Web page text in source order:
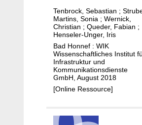
c
h
H
F
C
-
N
e
s
p
e
r
s
p
e
k
v
e
s
t
M
o
d
e
l
Tenbrock, Sebastian ;
Martins, Sonia ; Wernick,
Christian ; Queder, Fabian ;
Henseler-Unger, Iris
Bad Honnef : WIK
Wissenschaftliches Institut
Infrastruktur und
Kommunikationsdienste
GmbH, August 2018
[Online Ressource]